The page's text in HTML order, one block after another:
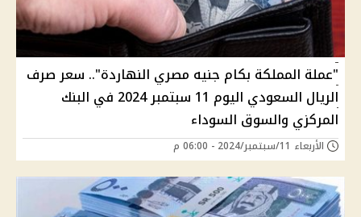
"عملة المملكة بكام جنيه مصري النهاردة".. سعر صرف
الريال السعودي اليوم 11 سبتمبر 2024 في البنك
المركزي والسوق السوداء
الأربعاء 11/سبتمبر/2024 - 06:00 م